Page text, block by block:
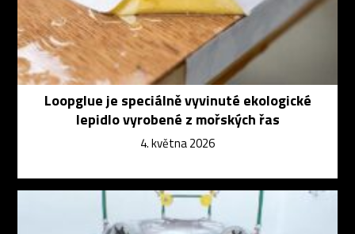
Loopglue je speciálně vyvinuté ekologické
lepidlo vyrobené z mořských řas
4. května 2026